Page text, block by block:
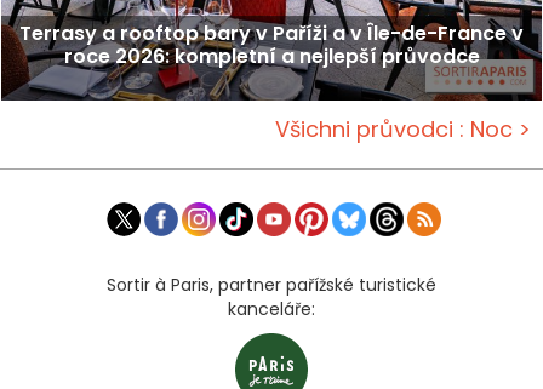
Terrasy a rooftop bary v Paříži a v Île-de-France v
roce 2026: kompletní a nejlepší průvodce
Všichni průvodci : Noc >
Sortir à Paris, partner pařížské turistické
kanceláře: